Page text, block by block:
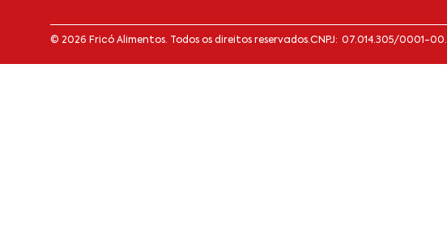
© 2026 Fricó Alimentos. Todos os direitos reservados.CNPJ: 07.014.305/0001-00.